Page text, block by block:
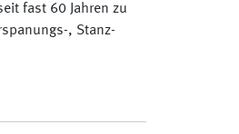
fast 60 Jahren zu
, Stanz-